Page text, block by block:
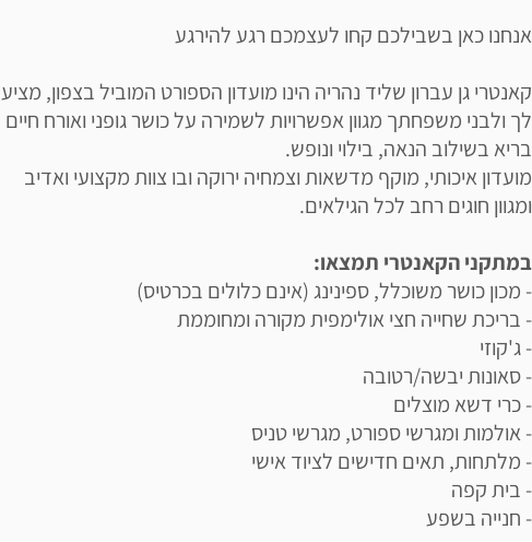
אנחנו כאן בשבילכם קחו לעצמכם רגע להירגע
קאנטרי גן עברון שליד נהריה הינו מועדון הספורט המוביל בצפון, מציע
לך ולבני משפחתך מגוון אפשרויות לשמירה על כושר גופני ואורח חיים
בריא בשילוב הנאה, בילוי ונופש.
מועדון איכותי, מוקף מדשאות וצמחיה ירוקה ובו צוות מקצועי ואדיב
ומגוון חוגים רחב לכל הגילאים.
במתקני הקאנטרי תמצאו:
- מכון כושר משוכלל, ספינינג (אינם כלולים בכרטיס)
- בריכת שחייה חצי אולימפית מקורה ומחוממת
- ג'קוזי
- סאונות יבשה/רטובה
- כרי דשא מוצלים
- אולמות ומגרשי ספורט, מגרשי טניס
- מלתחות, תאים חדישים לציוד אישי
- בית קפה
- חנייה בשפע